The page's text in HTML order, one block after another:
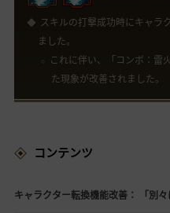
スキルの打撃成功時にキャラ
ました。
これに伴い、「コンボ：雷
た現象が改善されました。
コンテンツ
キャラクター転換機能改善： 「別